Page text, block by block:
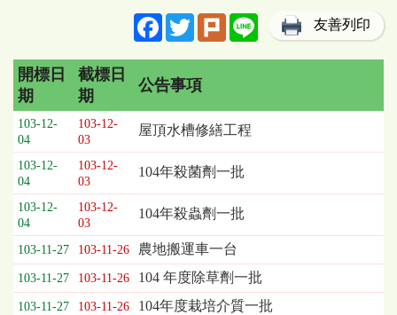
FacebookTwitterPlurk Line 友善列印
招
標
採
購
列
表，
欄
位
依
序
為：
開標日
期
截標日
期
公告事項
103-12-
04
103-12-
03
屋頂水槽修繕工程
103-12-
04
103-12-
03
104年殺菌劑一批
103-12-
04
103-12-
03
104年殺蟲劑一批
103-11-27 103-11-26 農地搬運車一台
103-11-27 103-11-26 104 年度除草劑一批
103-11-27 103-11-26 104年度栽培介質一批